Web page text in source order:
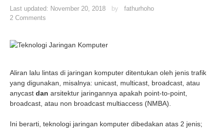
Last updated: November 20, 2018 by
fathurhoho
2 Comments
Aliran lalu lintas di jaringan komputer ditentukan oleh jenis trafik
yang digunakan, misalnya: unicast, multicast, broadcast, atau
anycast dan arsitektur jaringannya apakah point-to-point,
broadcast, atau non broadcast multiaccess (NMBA).
Ini berarti, teknologi jaringan komputer dibedakan atas 2 jenis;